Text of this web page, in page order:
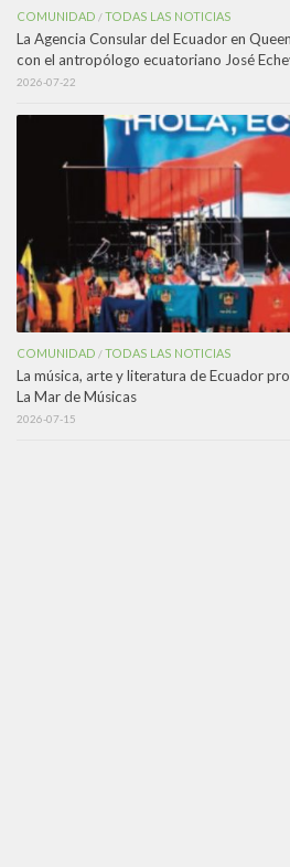
COMUNIDAD /TODAS LAS NOTICIAS
La Agencia Consular del Ecuador en
con el antropólogo ecuatoriano José
2026-07-22
COMUNIDAD /TODAS LAS NOTICIAS
La música, arte y literatura de Ecuador
La Mar de Músicas
2026-07-15